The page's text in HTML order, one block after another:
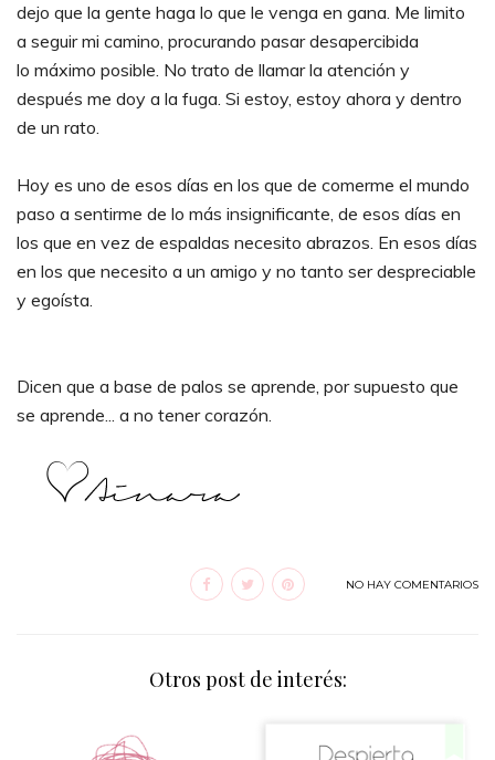
dejo que la gente haga lo que le venga en gana. Me limito
a seguir mi camino, procurando pasar desapercibida
lo máximo posible. No trato de llamar la atención y
después me doy a la fuga. Si estoy, estoy ahora y dentro
de un rato.
Hoy es uno de esos días en los que de comerme el mundo
paso a sentirme de lo más insignificante, de esos días en
los que en vez de espaldas necesito abrazos. En esos días
en los que necesito a un amigo y no tanto ser despreciable
y egoísta.
Dicen que a base de palos se aprende, por supuesto que
se aprende... a no tener corazón.
NO HAY COMENTARIOS
Otros post de interés: